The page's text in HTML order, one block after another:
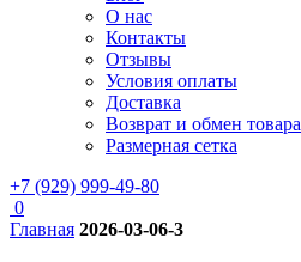
О нас
Контакты
Отзывы
Условия оплаты
Доставка
Возврат и обмен товара
Размерная сетка
+7 (929) 999-49-80
0
Главная 2026-03-06-3